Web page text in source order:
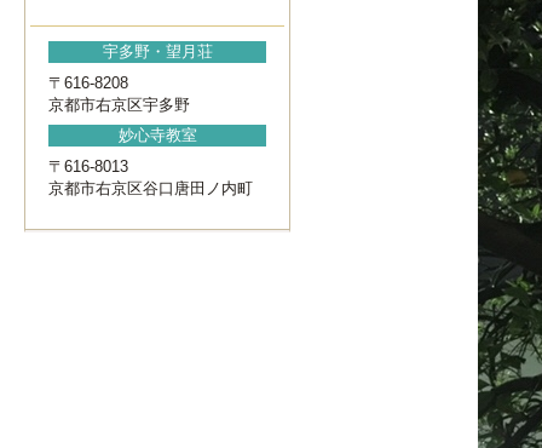
宇多野・望月荘
〒616-8208
京都市右京区宇多野
妙心寺教室
〒616-8013
京都市右京区谷口唐田ノ内町